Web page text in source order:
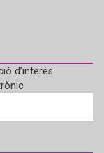
d’interès